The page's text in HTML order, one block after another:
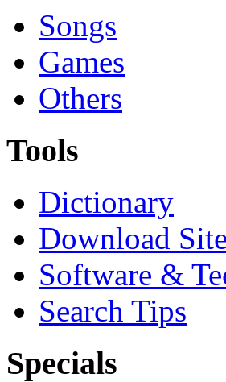
Songs
Games
Others
Tools
Dictionary
Download
Software &
Search Tips
Specials